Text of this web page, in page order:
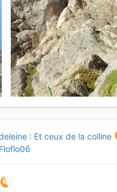
: Et ceux de la colline
Floflo06